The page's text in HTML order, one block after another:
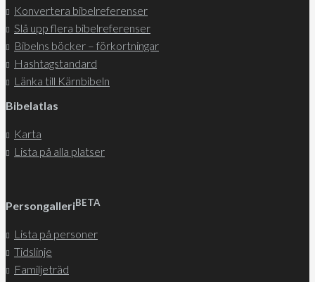
Konvertera bibelreferenser
Slå upp flera bibelreferenser
Bibelns böcker – förkortningar
Hashtagstandard
Länka till Kärnbibeln
Bibelatlas
Karta
Lista på alla platser
PersongalleriBETA
Lista på personer
Tidslinje
Familjeträd